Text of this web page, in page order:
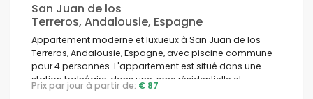
San Juan de los
Terreros, Andalousie, Espagne
Appartement moderne et luxueux à San Juan de los
Terreros, Andalousie, Espagne, avec piscine commune
pour 4 personnes. L'appartement est situé dans une
station balnéaire, dans une zone résidentielle et
montagneuse, à proximité des supermarchés et à 100 m
Prix par jour à partir de: € 87